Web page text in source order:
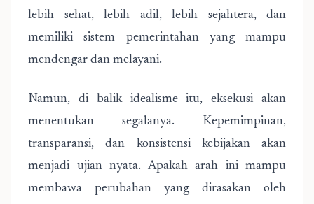
lebih sehat, lebih adil, lebih sejahtera, dan
memiliki sistem pemerintahan yang mampu
mendengar dan melayani.
Namun, di balik idealisme itu, eksekusi akan
menentukan segalanya. Kepemimpinan,
transparansi, dan konsistensi kebijakan akan
menjadi ujian nyata. Apakah arah ini mampu
membawa perubahan yang dirasakan oleh